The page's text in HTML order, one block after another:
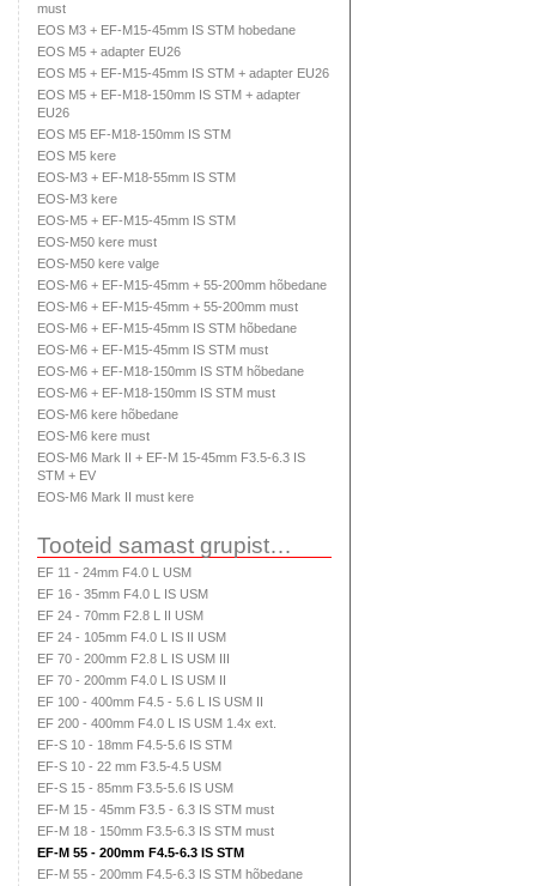
must
EOS M3 + EF-M15-45mm IS STM hobedane
EOS M5 + adapter EU26
EOS M5 + EF-M15-45mm IS STM + adapter EU26
EOS M5 + EF-M18-150mm IS STM + adapter
EU26
EOS M5 EF-M18-150mm IS STM
EOS M5 kere
EOS-M3 + EF-M18-55mm IS STM
EOS-M3 kere
EOS-M5 + EF-M15-45mm IS STM
EOS-M50 kere must
EOS-M50 kere valge
EOS-M6 + EF-M15-45mm + 55-200mm hõbedane
EOS-M6 + EF-M15-45mm + 55-200mm must
EOS-M6 + EF-M15-45mm IS STM hõbedane
EOS-M6 + EF-M15-45mm IS STM must
EOS-M6 + EF-M18-150mm IS STM hõbedane
EOS-M6 + EF-M18-150mm IS STM must
EOS-M6 kere hõbedane
EOS-M6 kere must
EOS-M6 Mark II + EF-M 15-45mm F3.5-6.3 IS
STM + EV
EOS-M6 Mark II must kere
Tooteid samast grupist…
EF 11 - 24mm F4.0 L USM
EF 16 - 35mm F4.0 L IS USM
EF 24 - 70mm F2.8 L II USM
EF 24 - 105mm F4.0 L IS II USM
EF 70 - 200mm F2.8 L IS USM III
EF 70 - 200mm F4.0 L IS USM II
EF 100 - 400mm F4.5 - 5.6 L IS USM II
EF 200 - 400mm F4.0 L IS USM 1.4x ext.
EF-S 10 - 18mm F4.5-5.6 IS STM
EF-S 10 - 22 mm F3.5-4.5 USM
EF-S 15 - 85mm F3.5-5.6 IS USM
EF-M 15 - 45mm F3.5 - 6.3 IS STM must
EF-M 18 - 150mm F3.5-6.3 IS STM must
EF-M 55 - 200mm F4.5-6.3 IS STM
EF-M 55 - 200mm F4.5-6.3 IS STM hõbedane